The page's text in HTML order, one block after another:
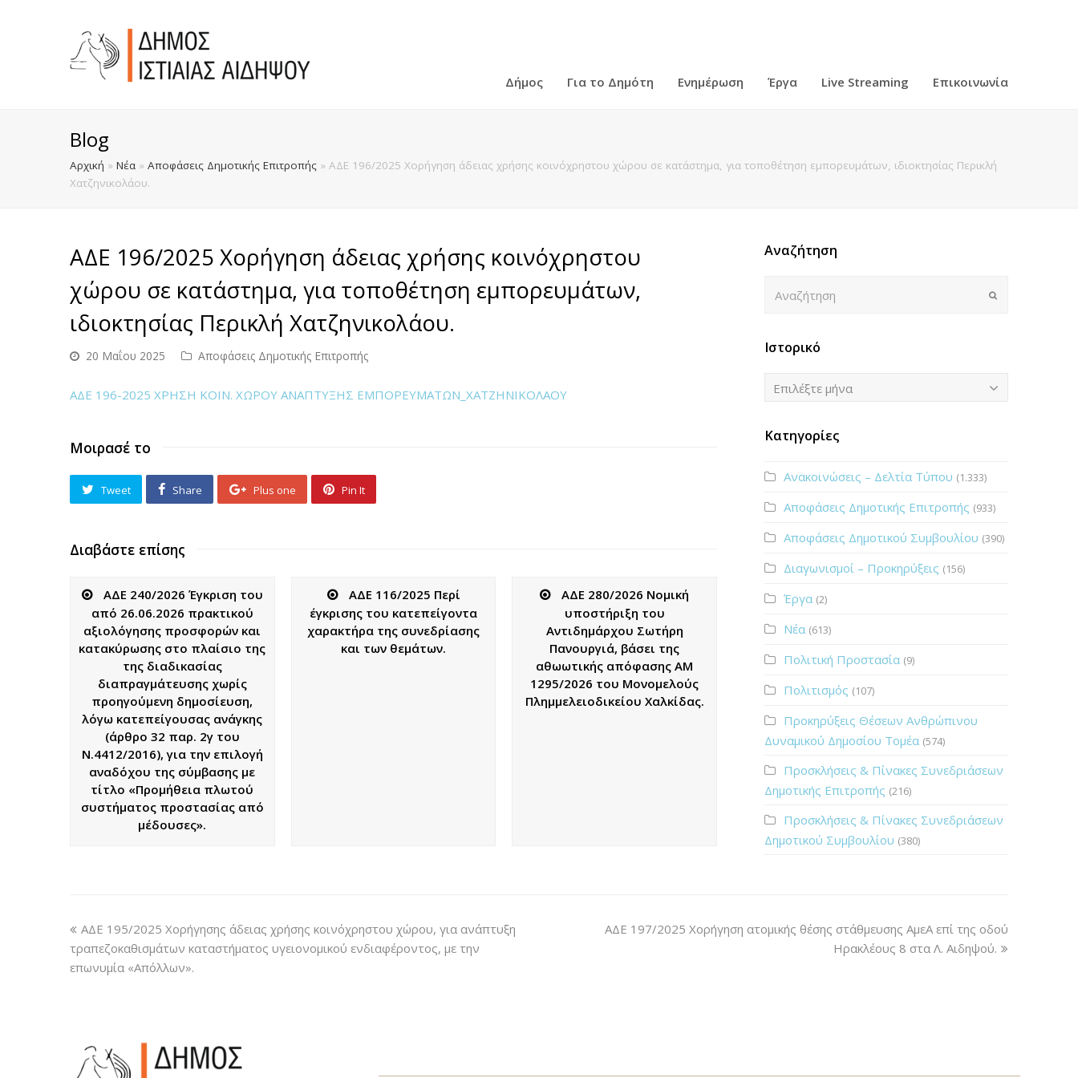
Δήμος Για το Δημότη Ενημέρωση Έργα Live Streaming Επικοινωνία
Blog
Αρχική » Νέα » Αποφάσεις Δημοτικής Επιτροπής » ΑΔΕ 196/2025 Χορήγηση άδειας χρήσης κοινόχρηστου χώρου σε κατάστημα, για τοποθέτηση εμπορευμάτων, ιδιοκτησίας Περικλή
Χατζηνικολάου.
ΑΔΕ 196/2025 Χορήγηση άδειας χρήσης κοινόχρηστου
χώρου σε κατάστημα, για τοποθέτηση εμπορευμάτων,
ιδιοκτησίας Περικλή Χατζηνικολάου.
20 Μαΐου 2025 Αποφάσεις Δημοτικής Επιτροπής
ΑΔΕ 196-2025 ΧΡΗΣΗ ΚΟΙΝ. ΧΩΡΟΥ ΑΝΑΠΤΥΞΗΣ ΕΜΠΟΡΕΥΜΑΤΩΝ_ΧΑΤΖΗΝΙΚΟΛΑΟΥ
Μοιρασέ το
Tweet Share Plus one Pin It
Διαβάστε επίσης
ΑΔΕ 240/2026 Έγκριση του
από 26.06.2026 πρακτικού
αξιολόγησης προσφορών και
κατακύρωσης στο πλαίσιο της
της διαδικασίας
διαπραγμάτευσης χωρίς
προηγούμενη δημοσίευση,
λόγω κατεπείγουσας ανάγκης
(άρθρο 32 παρ. 2γ του
Ν.4412/2016), για την επιλογή
αναδόχου της σύμβασης με
τίτλο «Προμήθεια πλωτού
συστήματος προστασίας από
μέδουσες».
ΑΔΕ 116/2025 Περί
έγκρισης του κατεπείγοντα
χαρακτήρα της συνεδρίασης
και των θεμάτων.
ΑΔΕ 280/2026 Νομική
υποστήριξη του
Αντιδημάρχου Σωτήρη
Πανουργιά, βάσει της
αθωωτικής απόφασης ΑΜ
1295/2026 του Μονομελούς
Πλημμελειοδικείου Χαλκίδας.
Αναζήτηση
Ιστορικό
Ιστορικό
Επιλέξτε μήνα
Κατηγορίες
Ανακοινώσεις – Δελτία Τύπου (1.333)
Αποφάσεις Δημοτικής Επιτροπής (933)
Αποφάσεις Δημοτικού Συμβουλίου (390)
Διαγωνισμοί – Προκηρύξεις (156)
Έργα (2)
Νέα (613)
Πολιτική Προστασία (9)
Πολιτισμός (107)
Προκηρύξεις Θέσεων Ανθρώπινου
Δυναμικού Δημοσίου Τομέα (574)
Προσκλήσεις & Πίνακες Συνεδριάσεων
Δημοτικής Επιτροπής (216)
Προσκλήσεις & Πίνακες Συνεδριάσεων
Δημοτικού Συμβουλίου (380)
ΑΔΕ 195/2025 Χορήγησης άδειας χρήσης κοινόχρηστου χώρου, για ανάπτυξη
τραπεζοκαθισμάτων καταστήματος υγειονομικού ενδιαφέροντος, με την
επωνυμία «Απόλλων».
ΑΔΕ 197/2025 Χορήγηση ατομικής θέσης στάθμευσης ΑμεΑ επί της οδού
Ηρακλέους 8 στα Λ. Αιδηψού.